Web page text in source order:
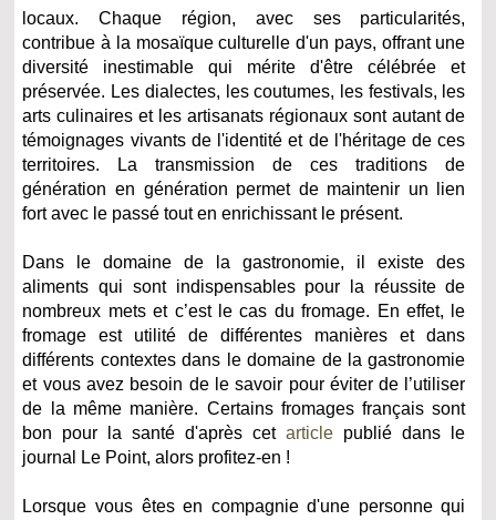
locaux. Chaque région, avec ses particularités,
contribue à la mosaïque culturelle d'un pays, offrant une
diversité inestimable qui mérite d'être célébrée et
préservée. Les dialectes, les coutumes, les festivals, les
arts culinaires et les artisanats régionaux sont autant de
témoignages vivants de l'identité et de l'héritage de ces
territoires. La transmission de ces traditions de
génération en génération permet de maintenir un lien
fort avec le passé tout en enrichissant le présent.
Dans le domaine de la gastronomie, il existe des
aliments qui sont indispensables pour la réussite de
nombreux mets et c’est le cas du fromage. En effet, le
fromage est utilité de différentes manières et dans
différents contextes dans le domaine de la gastronomie
et vous avez besoin de le savoir pour éviter de l’utiliser
de la même manière. Certains fromages français sont
bon pour la santé d'après cetarticle publié dans le
journal Le Point, alors profitez-en !
Lorsque vous êtes en compagnie d'une personne qui